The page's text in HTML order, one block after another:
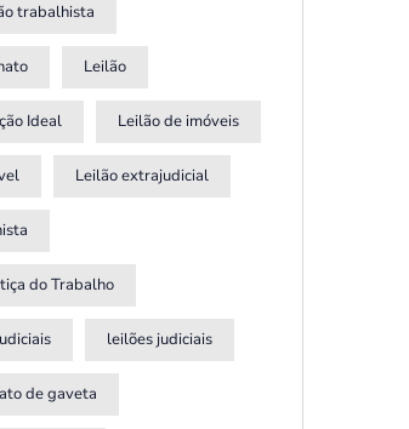
trabalhista
Leilão
Ideal Leilão de imóveis
Leilão extrajudicial
do Trabalho
leilões judiciais
de gaveta